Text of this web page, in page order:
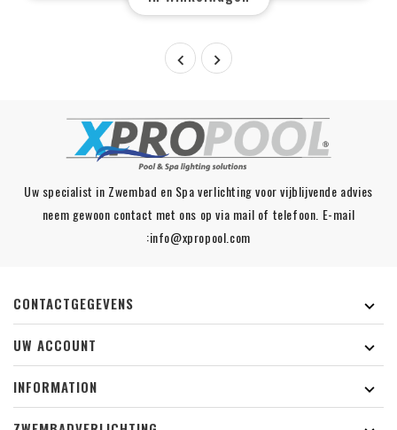
 
Uw specialist in Zwembad en Spa verlichting voor vijblijvende advies
neem gewoon contact met ons op via mail of telefoon. E-mail
:info@xpropool.com
CONTACTGEGEVENS

UW ACCOUNT

INFORMATION
